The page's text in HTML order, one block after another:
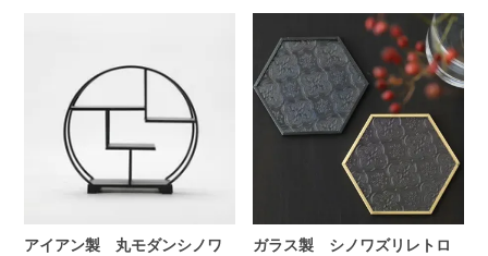
アイアン製 丸モダンシノワ
ガラス製 シノワズリレトロ